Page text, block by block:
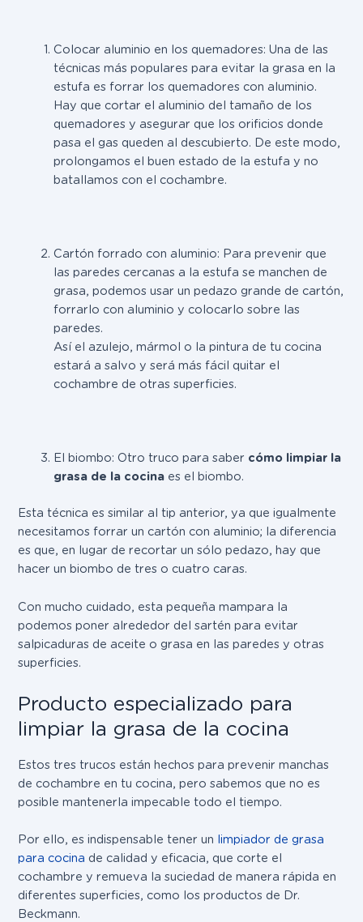
Colocar aluminio en los quemadores:Una de las
técnicas más populares para evitar la grasa en la
estufa es forrar los quemadores con aluminio.
Hay que cortar el aluminio del tamaño de los
quemadores y asegurar que los orificios donde
pasa el gas queden al descubierto. De este modo,
prolongamos el buen estado de la estufa y no
batallamos con el cochambre.
Cartón forrado con aluminio: Para prevenir que
las paredes cercanas a la estufa se manchen de
grasa, podemos usar un pedazo grande de cartón,
forrarlo con aluminio y colocarlo sobre las
paredes.
Así el azulejo, mármol o la pintura de tu cocina
estará a salvo y será más fácil quitar el
cochambre de otras superficies.
El biombo:Otro truco para saber cómo limpiar la
grasa de la cocina es el biombo.
Esta técnica es similar al tip anterior, ya que igualmente
necesitamos forrar un cartón con aluminio; la diferencia
es que, en lugar de recortar un sólo pedazo, hay que
hacer un biombo de tres o cuatro caras.
Con mucho cuidado, esta pequeña mampara la
podemos poner alrededor del sartén para evitar
salpicaduras de aceite o grasa en las paredes y otras
superficies.
Producto especializado para
limpiar la grasa de la cocina
Estos tres trucos están hechos para prevenir manchas
de cochambre en tu cocina, pero sabemos que no es
posible mantenerla impecable todo el tiempo.
Por ello, es indispensable tener un limpiador de grasa
para cocina de calidad y eficacia, que corte el
cochambre y remueva la suciedad de manera rápida en
diferentes superficies, como los productos de Dr.
Beckmann.